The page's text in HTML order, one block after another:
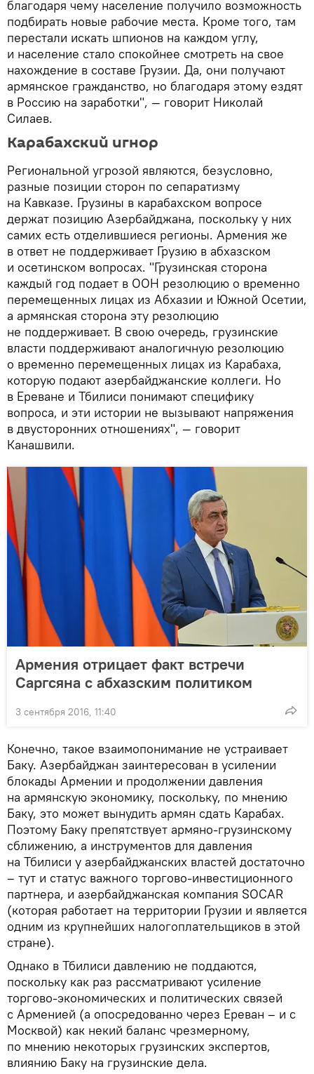
благодаря чему население получило возможность
подбирать новые рабочие места. Кроме того, там
перестали искать шпионов на каждом углу,
и население стало спокойнее смотреть на свое
нахождение в составе Грузии. Да, они получают
армянское гражданство, но благодаря этому ездят
в Россию на заработки", — говорит Николай
Силаев.
Карабахский игнор
Региональной угрозой являются, безусловно,
разные позиции сторон по сепаратизму
на Кавказе. Грузины в карабахском вопросе
держат позицию Азербайджана, поскольку у них
самих есть отделившиеся регионы. Армения же
в ответ не поддерживает Грузию в абхазском
и осетинском вопросах. "Грузинская сторона
каждый год подает в ООН резолюцию о временно
перемещенных лицах из Абхазии и Южной Осетии,
а армянская сторона эту резолюцию
не поддерживает. В свою очередь, грузинские
власти поддерживают аналогичную резолюцию
о временно перемещенных лицах из Карабаха,
которую подают азербайджанские коллеги. Но
в Ереване и Тбилиси понимают специфику
вопроса, и эти истории не вызывают напряжения
в двусторонних отношениях", — говорит
Канашвили.
Армения отрицает факт встречи
Саргсяна с абхазским политиком
3 сентября 2016, 11:40
Конечно, такое взаимопонимание не устраивает
Баку. Азербайджан заинтересован в усилении
блокады Армении и продолжении давления
на армянскую экономику, поскольку, по мнению
Баку, это может вынудить армян сдать Карабах.
Поэтому Баку препятствует армяно-грузинскому
сближению, а инструментов для давления
на Тбилиси у азербайджанских властей достаточно
– тут и статус важного торгово-инвестиционного
партнера, и азербайджанская компания SOCAR
(которая работает на территории Грузии и является
одним из крупнейших налогоплательщиков в этой
стране).
Однако в Тбилиси давлению не поддаются,
поскольку как раз рассматривают усиление
торгово-экономических и политических связей
с Арменией (а опосредованно через Ереван – и с
Москвой) как некий баланс чрезмерному,
по мнению некоторых грузинских экспертов,
влиянию Баку на грузинские дела.